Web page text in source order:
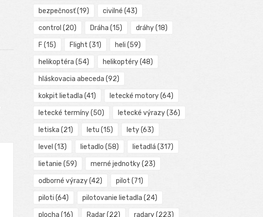
bezpečnosť(19) civilné (43)
control (20) Dráha (15) dráhy(18)
F (15) Flight (31) heli (59)
helikoptéra (54) helikoptéry(48)
hláskovacia abeceda (92)
kokpit lietadla (41) letecké motory(64)
letecké termíny(50) letecké výrazy(36)
letiska (21) letu (15) lety(63)
level (13) lietadlo (58) lietadlá (317)
lietanie (59) merné jednotky(23)
odborné výrazy(42) pilot (71)
piloti (64) pilotovanie lietadla (24)
plocha (16) Radar(22) radary(223)